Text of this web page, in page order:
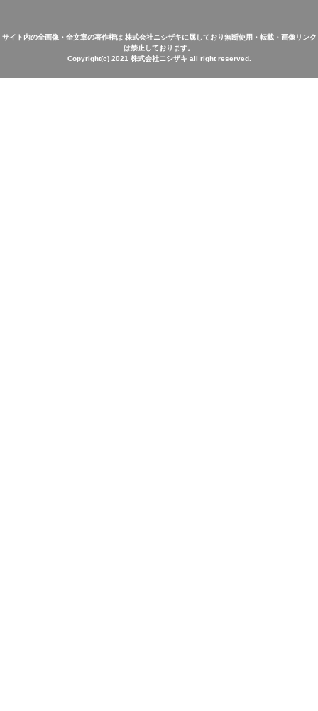
サイト内の全画像・全文章の著作権は 株式会社ニシザキに属しており無断使用・転載・画像リンク
は禁止しております。
Copyright(c) 2021 株式会社ニシザキ all right reserved.